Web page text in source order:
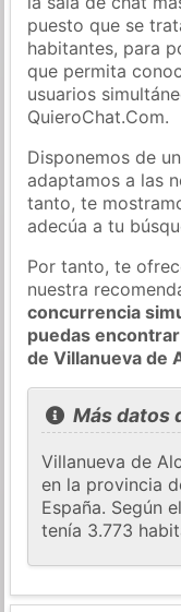
puesto que se
habitantes, para
que permita
usuarios
QuieroChat.Com.
Disponemos de un
adaptamos a las
tanto, te
adecúa a tu
Por tanto, te
nuestra
concurrencia
puedas
de Villanueva de
Más datos
Villanueva de
en la provincia
España. Según
tenía 3.773